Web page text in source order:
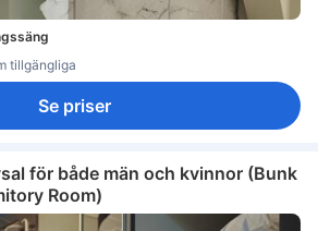
tillgängliga
Se priser
för både män och kvinnor (Bunk
Room)